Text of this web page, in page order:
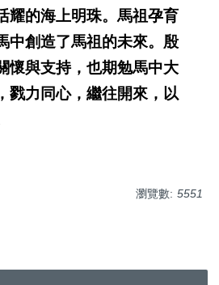
耀的海上明珠。馬祖孕育
中創造了馬祖的未來。殷
懷與支持，也期勉馬中大
戮力同心，繼往開來，以
瀏覽數: 5551